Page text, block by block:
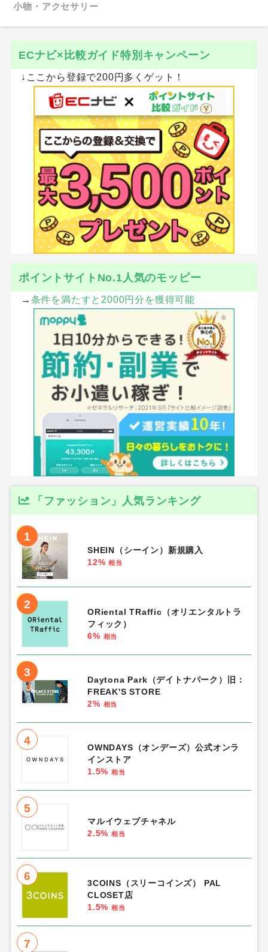
小物・アクセサリー
ECナビ×比較ガイド特別キャンペーン
↓ここから登録で200円多くゲット！
ポイントサイトNo.1人気のモッピー
→ 条件を満たすと2000円分を獲得可能
「ファッション」人気ランキング
1
SHEIN（シーイン）新規購入
12% 相当
2
ORiental TRaffic（オリエンタルトラ
フィック）
6% 相当
3
Daytona Park（デイトナパーク）旧：
FREAK'S STORE
2% 相当
4
OWNDAYS（オンデーズ）公式オンラ
インストア
1.5% 相当
5
マルイウェブチャネル
2.5% 相当
6
3COINS（スリーコインズ） PAL
CLOSET店
1.5% 相当
7